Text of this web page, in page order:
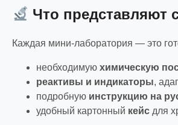
Что представляют
Каждая мини-лаборатория — это
необходимую химическую
реактивы и индикаторы,
подробную инструкцию на
удобный картонный кейс для